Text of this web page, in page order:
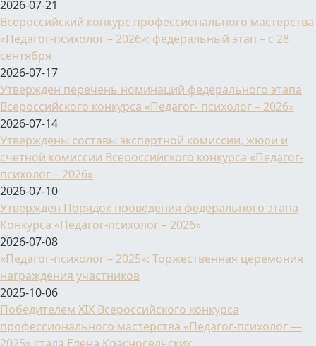
2026-07-21
Всероссийский конкурс профессионального мастерства
«Педагог-психолог – 2026»: федеральный этап – с 28
сентября
2026-07-17
Утвержден перечень номинаций федерального этапа
Всероссийского конкурса «Педагог- психолог – 2026»
2026-07-14
Утверждены составы экспертной комиссии, жюри и
счетной комиссии Всероссийского конкурса «Педагог-
психолог – 2026»
2026-07-10
Утвержден Порядок проведения федерального этапа
Конкурса «Педагог-психолог – 2026»
2026-07-08
«Педагог-психолог – 2025»: Торжественная церемония
награждения участников
2025-10-06
Победителем XIX Всероссийского конкурса
профессионального мастерства «Педагог-психолог —